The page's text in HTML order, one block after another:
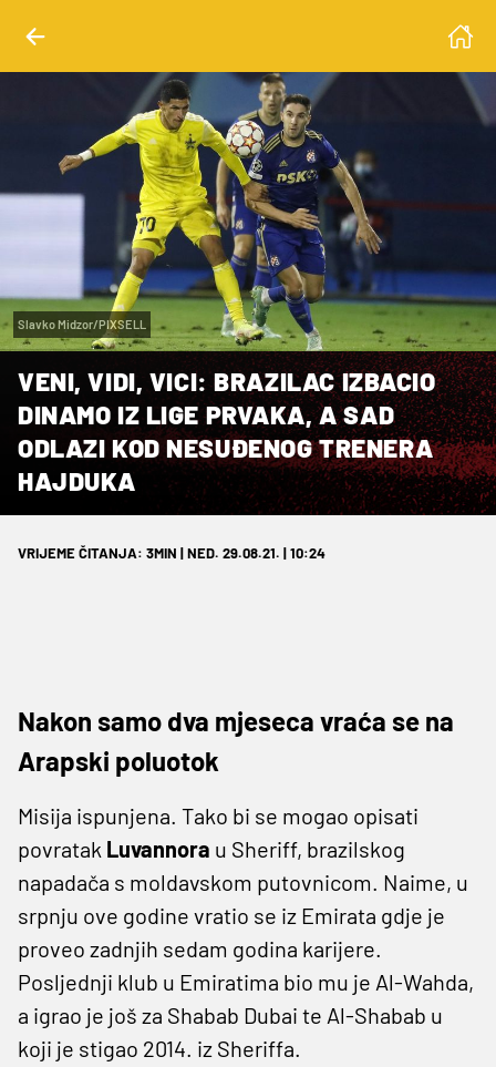
Slavko Midzor/PIXSELL
VENI, VIDI, VICI: BRAZILAC IZBACIO
DINAMO IZ LIGE PRVAKA, A SAD
ODLAZI KOD NESUĐENOG TRENERA
HAJDUKA
VRIJEME ČITANJA: 3MIN | NED. 29.08.21. | 10:24
Nakon samo dva mjeseca vraća se na
Arapski poluotok
Misija ispunjena. Tako bi se mogao opisati
povratak Luvannora u Sheriff, brazilskog
napadača s moldavskom putovnicom. Naime, u
srpnju ove godine vratio se iz Emirata gdje je
proveo zadnjih sedam godina karijere.
Posljednji klub u Emiratima bio mu je Al-Wahda,
a igrao je još za Shabab Dubai te Al-Shabab u
koji je stigao 2014. iz Sheriffa.